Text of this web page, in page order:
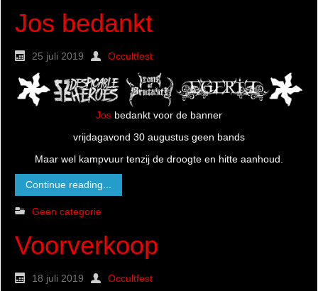
Jos bedankt
25 juli 2019 Occultfest
Jos bedankt voor de banner
vrijdagavond 30 augustus geen bands
Maar wel kampvuur tenzij de droogte en hitte aanhoud.
Continue reading...
Geen categorie
Voorverkoop
18 juli 2019
Occultfest